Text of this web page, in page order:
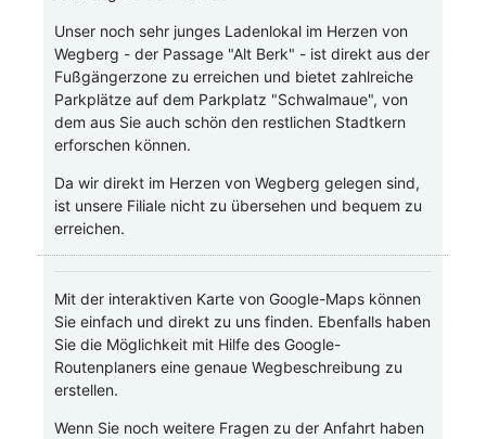
Unser noch sehr junges Ladenlokal im Herzen von
Wegberg - der Passage "Alt Berk" - ist direkt aus der
Fußgängerzone zu erreichen und bietet zahlreiche
Parkplätze auf dem Parkplatz "Schwalmaue", von
dem aus Sie auch schön den restlichen Stadtkern
erforschen können.
Da wir direkt im Herzen von Wegberg gelegen sind,
ist unsere Filiale nicht zu übersehen und bequem zu
erreichen.
Mit der interaktiven Karte von Google-Maps können
Sie einfach und direkt zu uns finden. Ebenfalls haben
Sie die Möglichkeit mit Hilfe des Google-
Routenplaners eine genaue Wegbeschreibung zu
erstellen.
Wenn Sie noch weitere Fragen zu der Anfahrt haben